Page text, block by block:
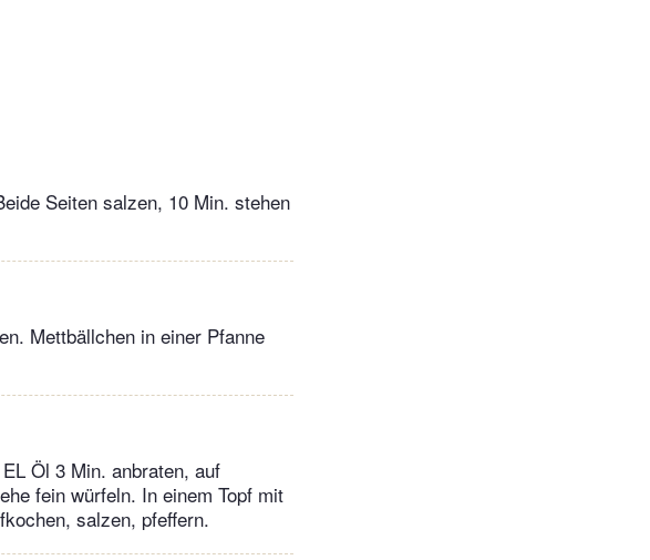
Seiten salzen, 10 Min. stehen
Mettbällchen in einer Pfanne
Öl 3 Min. anbraten, auf
fein würfeln. In einem Topf mit
salzen, pfeffern.